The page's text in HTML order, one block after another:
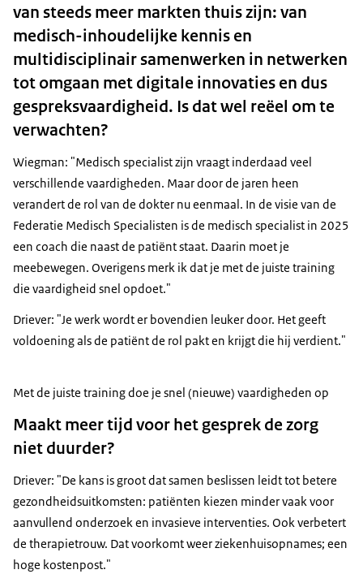
van steeds meer markten thuis zijn: van
medisch-inhoudelijke kennis en
multidisciplinair samenwerken in netwerken
tot omgaan met digitale innovaties en dus
gespreksvaardigheid. Is dat wel reëel om te
verwachten?
Wiegman: "Medisch specialist zijn vraagt inderdaad veel
verschillende vaardigheden. Maar door de jaren heen
verandert de rol van de dokter nu eenmaal. In de visie van de
Federatie Medisch Specialisten is de medisch specialist in 2025
een coach die naast de patiënt staat. Daarin moet je
meebewegen. Overigens merk ik dat je met de juiste training
die vaardigheid snel opdoet."
Driever: "Je werk wordt er bovendien leuker door. Het geeft
voldoening als de patiënt de rol pakt en krijgt die hij verdient."
Met de juiste training doe je snel (nieuwe) vaardigheden op
Maakt meer tijd voor het gesprek de zorg
niet duurder?
Driever: "De kans is groot dat samen beslissen leidt tot betere
gezondheidsuitkomsten: patiënten kiezen minder vaak voor
aanvullend onderzoek en invasieve interventies. Ook verbetert
de therapietrouw. Dat voorkomt weer ziekenhuisopnames; een
hoge kostenpost."